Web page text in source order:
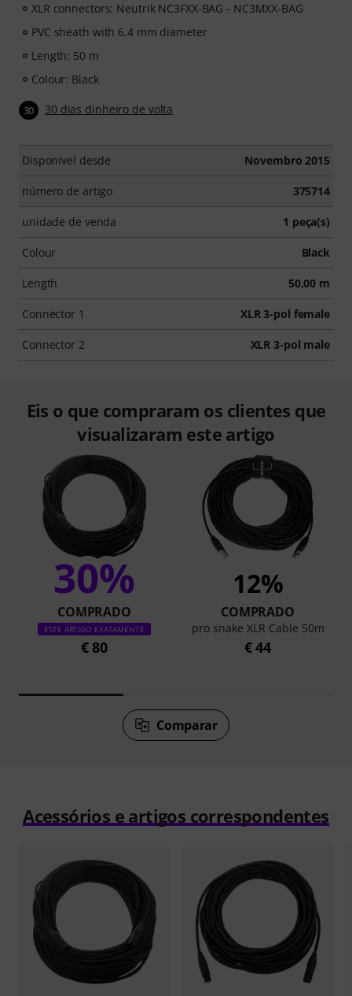
XLR connectors: Neutrik NC3FXX-BAG - NC3MXX-BAG
PVC sheath with 6.4 mm diameter
Length: 50 m
Colour: Black
30 30 dias dinheiro de volta
Disponível desde Novembro 2015
número de artigo 375714
unidade de venda 1 peça(s)
Colour Black
Length 50,00 m
Connector 1 XLR 3-pol female
Connector 2 XLR 3-pol male
Eis o que compraram os clientes que
visualizaram este artigo
30%
COMPRADO
ESTE ARTIGO EXATAMENTE
€ 80
12%
COMPRADO
pro snake XLR Cable 50m
€ 44
Comparar
Acessórios e artigos correspondentes